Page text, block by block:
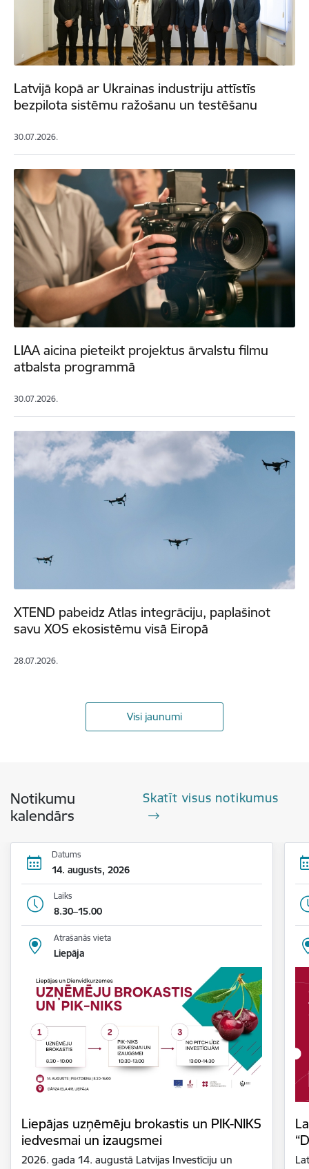
Latvijā kopā ar Ukrainas industriju attīstīs
bezpilota sistēmu ražošanu un testēšanu
30.07.2026.
LIAA aicina pieteikt projektus ārvalstu filmu
atbalsta programmā
30.07.2026.
XTEND pabeidz Atlas integrāciju, paplašinot
savu XOS ekosistēmu visā Eiropā
28.07.2026.
Visi jaunumi
Notikumu
kalendārs
Skatīt visus notikumus
Datums
14. augusts, 2026
Laiks
8.30–15.00
Atrašanās vieta
Liepāja
Liepājas uzņēmēju brokastis un PIK-NIKS
iedvesmai un izaugsmei
2026. gada 14. augustā Latvijas Investīciju un